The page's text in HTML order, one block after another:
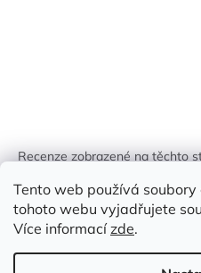
Tento web používá
tohoto webu vyjadřujete
Více informacízde.
Recenze zobrazené na těchto
identifikován.